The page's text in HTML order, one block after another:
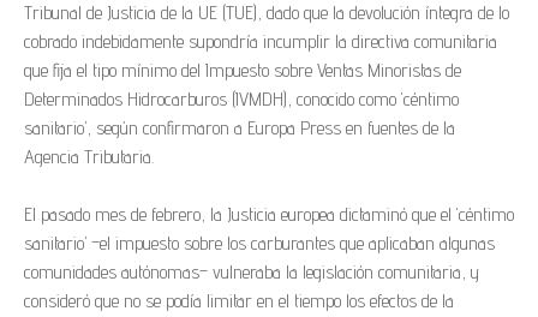
Tribunal de Justicia de la UE (TUE), dado que la devolución íntegra de lo
cobrado indebidamente supondría incumplir la directiva comunitaria
que fija el tipo mínimo del Impuesto sobre Ventas Minoristas de
Determinados Hidrocarburos (IVMDH), conocido como ‘céntimo
sanitario’, según confirmaron a Europa Press en fuentes de la
Agencia Tributaria.
El pasado mes de febrero, la Justicia europea dictaminó que el ‘céntimo
sanitario’ –el impuesto sobre los carburantes que aplicaban algunas
comunidades autónomas– vulneraba la legislación comunitaria, y
consideró que no se podía limitar en el tiempo los efectos de la